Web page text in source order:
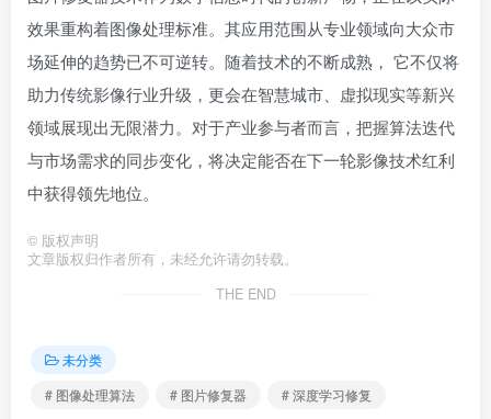
效果重构着图像处理标准。其应用范围从专业领域向大众市
场延伸的趋势已不可逆转。随着技术的不断成熟， 它不仅将
助力传统影像行业升级，更会在智慧城市、虚拟现实等新兴
领域展现出无限潜力。对于产业参与者而言，把握算法迭代
与市场需求的同步变化，将决定能否在下一轮影像技术红利
中获得领先地位。
© 版权声明
文章版权归作者所有，未经允许请勿转载。
THE END
未分类
# 图像处理算法
# 图片修复器 # 深度学习修复